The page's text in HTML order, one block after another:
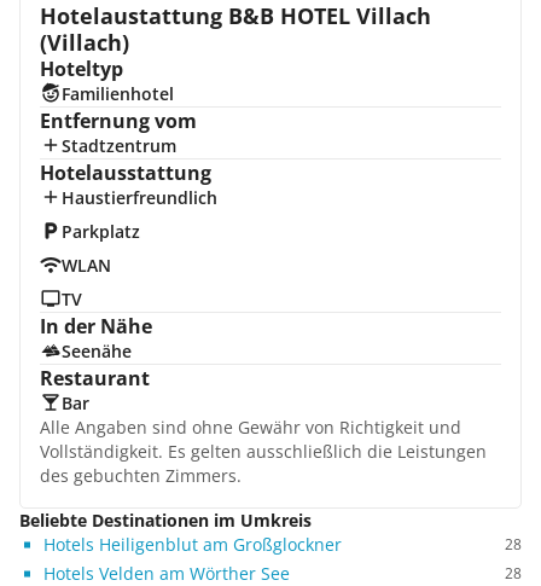
Hotelaustattung B&B HOTEL Villach
(Villach)
Hoteltyp
Familienhotel
Entfernung vom
Stadtzentrum
Hotelausstattung
Haustierfreundlich
Parkplatz
WLAN
TV
In der Nähe
Seenähe
Restaurant
Bar
Alle Angaben sind ohne Gewähr von Richtigkeit und
Vollständigkeit. Es gelten ausschließlich die Leistungen
des gebuchten Zimmers.
Beliebte Destinationen im Umkreis
Hotels Heiligenblut am Großglockner
28
Hotels Velden am Wörther See 28